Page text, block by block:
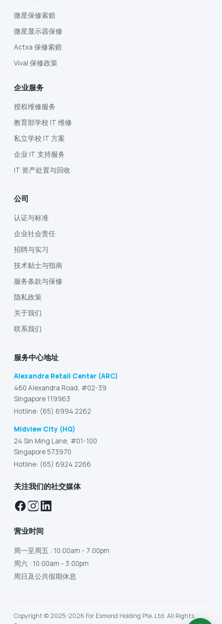
微星保修索赔
微星显示器保修
Actxa 保修索赔
Vival 保修政策
企业服务
授权维修服务
教育部学校 IT 维修
私立学校 IT 方案
企业 IT 支持服务
IT 资产处置与回收
公司
认证与标准
企业社会责任
招聘与实习
技术贴士与指南
服务条款与保修
隐私政策
关于我们
联系我们
服务中心地址
Alexandra Retail Center (ARC)
460 Alexandra Road, #02-39
Singapore 119963
Hotline: (65) 6994 2262
Midview City (HQ)
24 Sin Ming Lane, #01-100
Singapore 573970
Hotline: (65) 6924 2266
关注我们的社交媒体
营业时间
周一至周五 : 10:00am - 7:00pm
周六 : 10:00am - 3:00pm
周日及公共假期休息
Copyright © 2025-2026 For Esmond Holding Pte. Ltd. All Rights